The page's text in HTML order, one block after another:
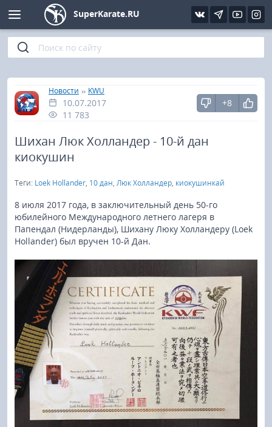
SuperKarate.RU
Главная
»
Новости » KWU
10.07.2017
11 783
+8
Шихан Люк Холландер - 10-й дан
киокушин
Теги: Loek Hollander, 10 дан, Люк Холландер, киокушинкай
8 июля 2017 года, в заключительный день 50-го
юбилейного Международного летнего лагеря в
Папендал (Нидерланды), Шихану Люку Холландеру (Loek
Hollander) был вручен 10-й Дан.
Киокушинкай
Кёкусин (IFK)
Шинкиокушинкай
Кекусин-кан
Бокс
UFC и MMA
Муай тай
Фото
Видео
Интервью
Статьи
Уроки каратэ
Файлы
Библиотека